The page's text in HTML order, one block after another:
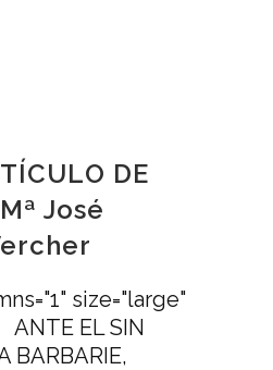
DE
José
size="large"
EL SIN
BARBARIE,